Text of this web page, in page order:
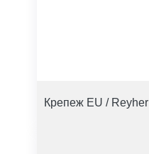
Крепеж EU / Reyher